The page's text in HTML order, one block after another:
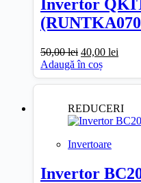
Invertor
50,00lei Prețul
inițial
a
fost:
40,00 lei
este:
Adaugă în coș
REDUCERI
Invertoare
Invertor